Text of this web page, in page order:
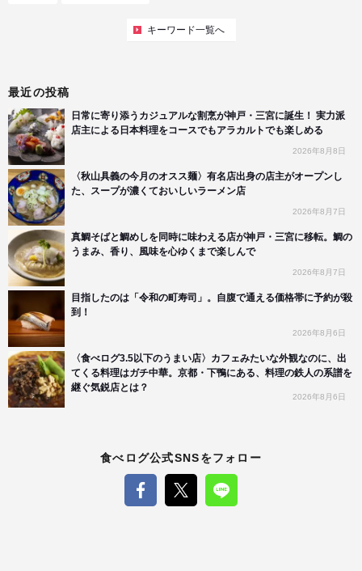
キーワード一覧へ
最近の投稿
日常に寄り添うカジュアルな割烹が神戸・三宮に誕生！ 実力派
店主による日本料理をコースでもアラカルトでも楽しめる
2026年8月8日
〈秋山具義の今月のオスス麺〉有名店出身の店主がオープンし
た、スープが濃くておいしいラーメン店
2026年8月7日
真鯛そばと鯛めしを同時に味わえる店が神戸・三宮に移転。鯛の
うまみ、香り、風味を心ゆくまで楽しんで
2026年8月7日
目指したのは「令和の町寿司」。自腹で通える価格帯に予約が殺
到！
2026年8月6日
〈食べログ3.5以下のうまい店〉カフェみたいな外観なのに、出
てくる料理はガチ中華。京都・下鴨にある、料理の鉄人の系譜を
継ぐ気鋭店とは？
2026年8月6日
食べログ公式SNSをフォロー